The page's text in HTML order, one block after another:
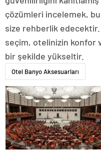
çözümleri incelemek,
size rehberlik
seçim, otelinizin konfor
bir şekilde yükseltir.
Otel Banyo Aksesuarları